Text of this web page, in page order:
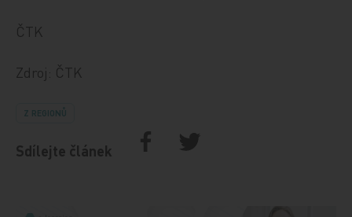
ČTK
Zdroj: ČTK
Z REGIONŮ
Sdílejte článek